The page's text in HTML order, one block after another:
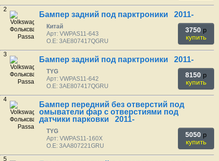
2
Бампер задний под парктроники 2011-
Китай
Арт: VWPAS11-643
O.E: 3AE807417QGRU
3750 p
купить
3
Бампер задний под парктроники 2011-
TYG
Арт: VWPAS11-642
O.E: 3AE807417QGRU
8150 p
купить
4
Бампер передний без отверстий под
омыватели фар с отверстиями под
датчики парковки 2011-
TYG
Арт: VWPAS11-160X
O.E: 3AA807221GRU
5050 p
купить
5